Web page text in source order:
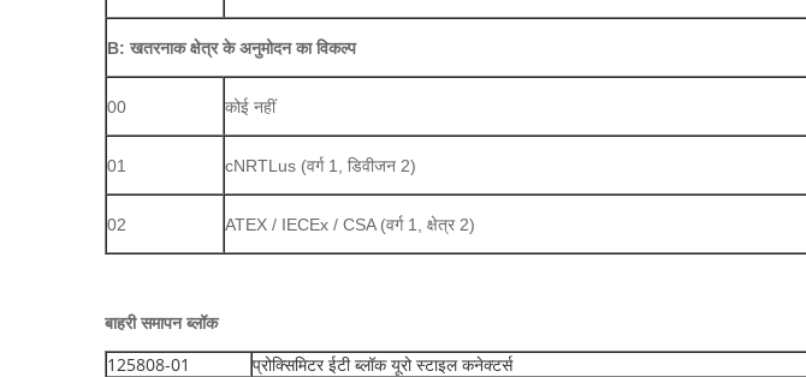
B: खतरनाक क्षेत्र के अनुमोदन का विकल्प
00 कोई नहीं
01 cNRTLus (वर्ग 1, डिवीजन 2)
02 ATEX / IECEx / CSA (वर्ग 1, क्षेत्र 2)
बाहरी समापन ब्लॉक
125808-01
प्रोक्सिमिटर ईटी ब्लॉक यूरो स्टाइल कनेक्टर्स